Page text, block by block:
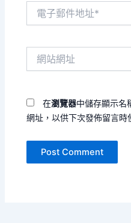
在瀏覽器中儲存顯示名
網址，以供下次發佈留言時